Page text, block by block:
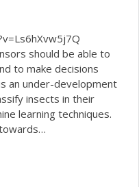
should be able to
to make decisions
an under-development
insects in their
learning techniques.